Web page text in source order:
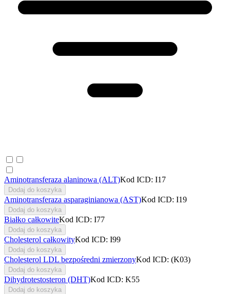
Aminotransferaza alaninowa (ALT)Kod ICD: I17
Dodaj do koszyka
Aminotransferaza asparaginianowa (AST)Kod ICD: I19
Dodaj do koszyka
Białko całkowiteKod ICD: I77
Dodaj do koszyka
Cholesterol całkowityKod ICD: I99
Dodaj do koszyka
Cholesterol LDL bezpośredni zmierzonyKod ICD: (K03)
Dodaj do koszyka
Dihydrotestosteron (DHT)Kod ICD: K55
Dodaj do koszyka